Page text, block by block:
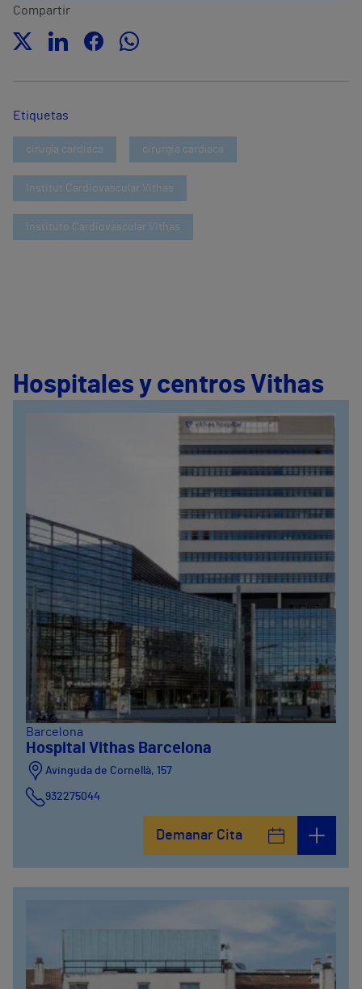
Compartir
Etiquetas
cirugía cardiaca cirurgia cardíaca
Institut Cardiovascular Vithas
Instituto Cardiovascular Vithas
Hospitales y centros Vithas
Barcelona
Hospital Vithas Barcelona
Avinguda de Cornellà, 157
932275044
Demanar Cita